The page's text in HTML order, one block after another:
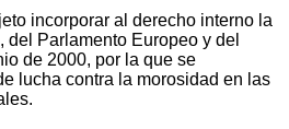
incorporar al derecho interno la
del Parlamento Europeo y del
de 2000, por la que se
lucha contra la morosidad en las